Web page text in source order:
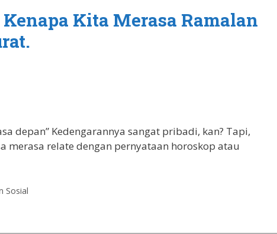
Kita Merasa Ramalan
depan” Kedengarannya sangat pribadi, kan? Tapi,
merasa relate dengan pernyataan horoskop atau
Sosial